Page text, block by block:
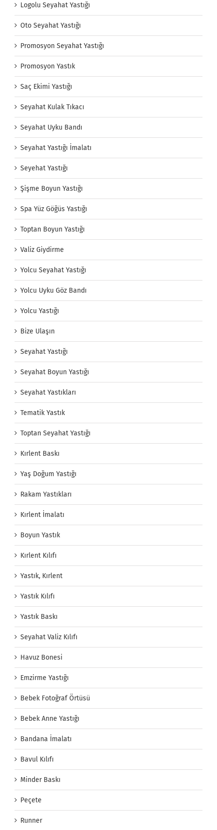
Logolu Seyahat Yastığı
Oto Seyahat Yastığı
Promosyon Seyahat Yastığı
Promosyon Yastık
Saç Ekimi Yastığı
Seyahat Kulak Tıkacı
Seyahat Uyku Bandı
Seyahat Yastığı İmalatı
Seyehat Yastığı
Şişme Boyun Yastığı
Spa Yüz Göğüs Yastığı
Toptan Boyun Yastığı
Valiz Giydirme
Yolcu Seyahat Yastığı
Yolcu Uyku Göz Bandı
Yolcu Yastığı
Bize Ulaşın
Seyahat Yastığı
Seyahat Boyun Yastığı
Seyahat Yastıkları
Tematik Yastık
Toptan Seyahat Yastığı
Kırlent Baskı
Yaş Doğum Yastığı
Rakam Yastıkları
Kırlent İmalatı
Boyun Yastık
Kırlent Kılıfı
Yastık, Kırlent
Yastık Kılıfı
Yastık Baskı
Seyahat Valiz Kılıfı
Havuz Bonesi
Emzirme Yastığı
Bebek Fotoğraf Örtüsü
Bebek Anne Yastığı
Bandana İmalatı
Bavul Kılıfı
Minder Baskı
Peçete
Runner